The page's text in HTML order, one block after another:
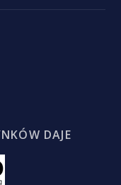
DAJE